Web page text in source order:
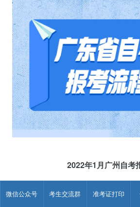
微信公众号 考生交流群 准考证打印
2022年1月广州自考
可选择课程报考。已进行过新生报名，取